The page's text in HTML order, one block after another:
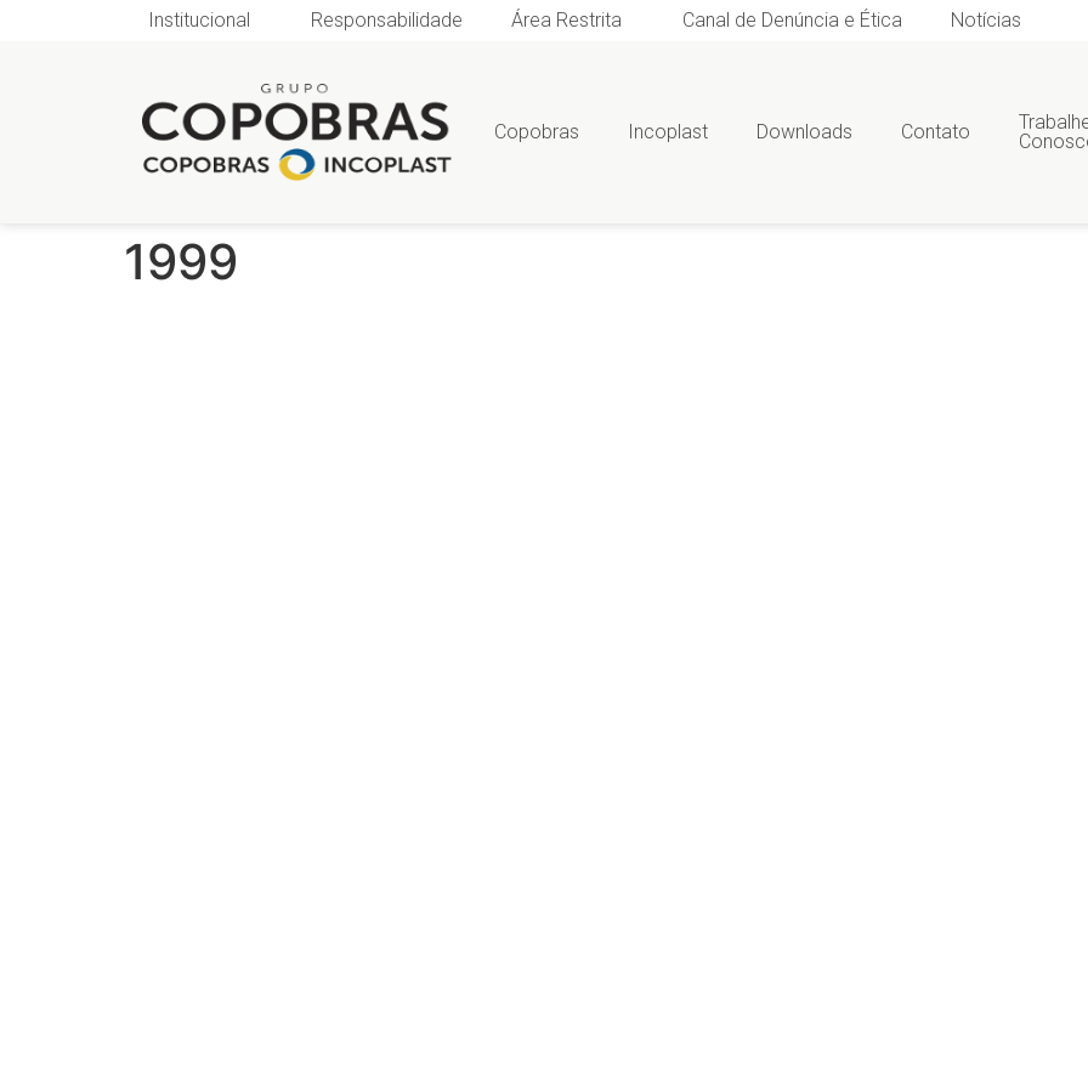
Institucional Responsabilidade Área Restrita Canal de Denúncia e Ética Notícias
Copobras Incoplast Downloads Contato
1999